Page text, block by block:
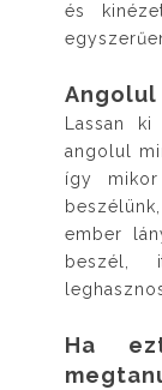
és
Angolul
Lassan
angolul
így
ember
beszél,
Ha